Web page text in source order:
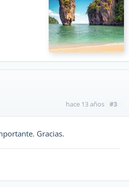
hace 13 años #3
Gracias.